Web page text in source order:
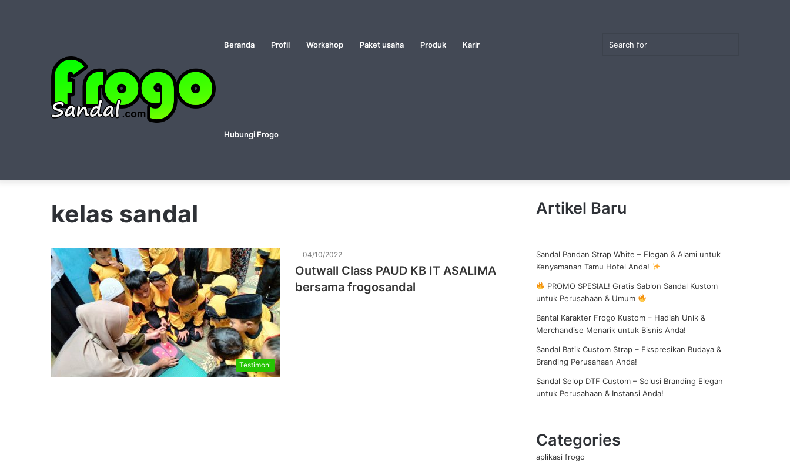
Beranda Profil Workshop Paket usaha Produk Karir
Hubungi Frogo
Switch
Random
kelas sandal
Testimoni
04/10/2022
Outwall Class PAUD KB IT ASALIMA
bersama frogosandal
Artikel Baru
Sandal Pandan Strap White – Elegan & Alami untuk
Kenyamanan Tamu Hotel Anda!
PROMO SPESIAL! Gratis Sablon Sandal Kustom
untuk Perusahaan & Umum
Bantal Karakter Frogo Kustom – Hadiah Unik &
Merchandise Menarik untuk Bisnis Anda!
Sandal Batik Custom Strap – Ekspresikan Budaya &
Branding Perusahaan Anda!
Sandal Selop DTF Custom – Solusi Branding Elegan
untuk Perusahaan & Instansi Anda!
Categories
aplikasi frogo